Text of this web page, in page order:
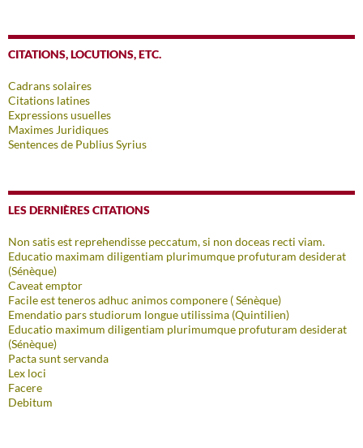
CITATIONS, LOCUTIONS, ETC.
Cadrans solaires
Citations latines
Expressions usuelles
Maximes Juridiques
Sentences de Publius Syrius
LES DERNIÈRES CITATIONS
Non satis est reprehendisse peccatum, si non doceas recti viam.
Educatio maximam diligentiam plurimumque profuturam desiderat
(Sénèque)
Caveat emptor
Facile est teneros adhuc animos componere ( Sénèque)
Emendatio pars studiorum longue utilissima (Quintilien)
Educatio maximum diligentiam plurimumque profuturam desiderat
(Sénèque)
Pacta sunt servanda
Lex loci
Facere
Debitum